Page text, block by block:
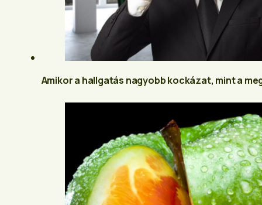
Amikor a hallgatás nagyobb kockázat, mint a